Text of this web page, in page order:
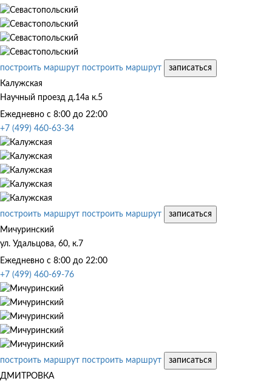
построить маршрут построить маршрут
записаться
Калужская
Научный проезд д.14а к.5
Ежедневно с 8:00 до 22:00
+7 (499) 460-63-34
построить маршрут построить маршрут
записаться
Мичуринский
ул. Удальцова, 60, к.7
Ежедневно с 8:00 до 22:00
+7 (499) 460-69-76
построить маршрут построить маршрут
записаться
ДМИТРОВКА